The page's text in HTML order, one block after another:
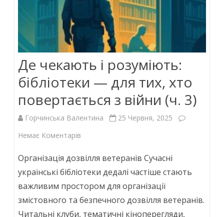
Де чекають і розуміють:
бібліотеки — для тих, хто
повертається з війни (ч. 3)
Горчинська Валентина
25 Червня, 2025
Немає Коментарів
чекають
і
розуміють:
Організація дозвілля ветеранів Сучасні
українські бібліотеки дедалі частіше стають
важливим простором для організації
змістовного та безпечного дозвілля ветеранів.
Читальні клуби, тематичні кіноперегляди,